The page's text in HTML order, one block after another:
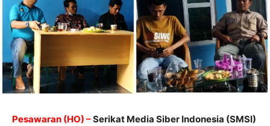
Pesawaran (HO) –Serikat Media Siber Indonesia (SMSI)